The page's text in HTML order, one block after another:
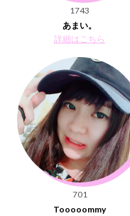
1743
あまい。
詳細はこちら
701
Tooooommy